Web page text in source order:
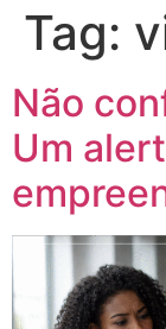
Tag:
Não
Um